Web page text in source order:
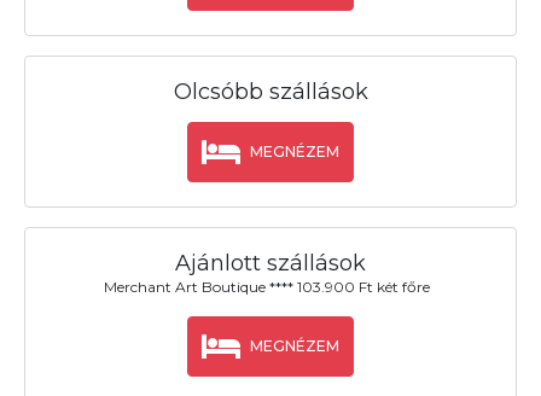
Olcsóbb szállások
MEGNÉZEM
Ajánlott szállások
Merchant Art Boutique **** 103.900 Ft két főre
MEGNÉZEM